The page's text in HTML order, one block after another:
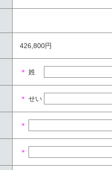
426,800円
＊ 姓
＊ せい
＊
＊